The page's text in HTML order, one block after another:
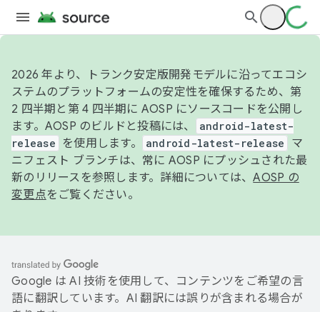
2026 年より、トランク安定版開発モデルに沿ってエコシ
ステムのプラットフォームの安定性を確保するため、第
2 四半期と第 4 四半期に AOSP にソースコードを公開し
ます。AOSP のビルドと投稿には、
android-latest-
release
を使用します。 android-latest-release
マ
ニフェスト ブランチは、常に AOSP にプッシュされた最
新のリリースを参照します。詳細については、AOSP の
変更点をご覧ください。
Google は AI 技術を使用して、コンテンツをご希望の言
語に翻訳しています。AI 翻訳には誤りが含まれる場合が